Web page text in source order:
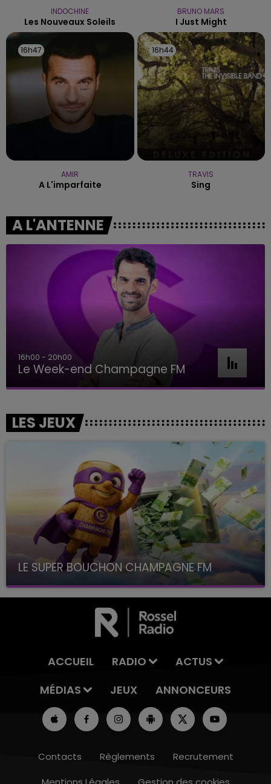
INDOCHINE
Les Nouveaux Soleils
BRUNO MARS
I Just Might
16h47
16h47
AMIR
A L'imparfaite
16h44
16h44
TRAVIS
Sing
A L'ANTENNE
16h00 - 20h00
Le Week-end Champagne FM
LES JEUX
LE SUPER BOUCHON CHAMPAGNE FM
avec La Famille Champagne FM, à 8H10
ACCUEIL RADIO
ACTUS
MÉDIAS
JEUX ANNONCEURS
Contacts Règlements
Recrutement